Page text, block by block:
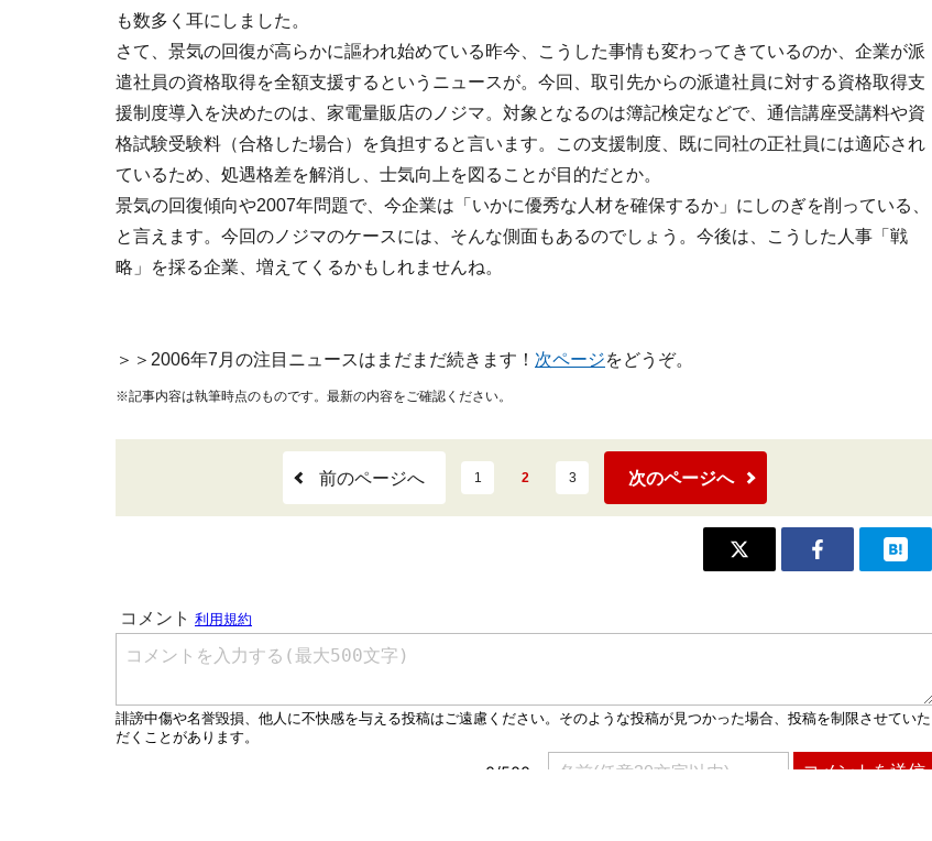
も数多く耳にしました。
さて、景気の回復が高らかに謳われ始めている昨今、こうした事情も変わってきているのか、企業が派
遣社員の資格取得を全額支援するというニュースが。今回、取引先からの派遣社員に対する資格取得支
援制度導入を決めたのは、家電量販店のノジマ。対象となるのは簿記検定などで、通信講座受講料や資
格試験受験料（合格した場合）を負担すると言います。この支援制度、既に同社の正社員には適応され
ているため、処遇格差を解消し、士気向上を図ることが目的だとか。
景気の回復傾向や2007年問題で、今企業は「いかに優秀な人材を確保するか」にしのぎを削っている、
と言えます。今回のノジマのケースには、そんな側面もあるのでしょう。今後は、こうした人事「戦
略」を採る企業、増えてくるかもしれませんね。
＞＞2006年7月の注目ニュースはまだまだ続きます！ 次ページをどうぞ。
※記事内容は執筆時点のものです。最新の内容をご確認ください。
前のページへ 1 2 3 次のページへ